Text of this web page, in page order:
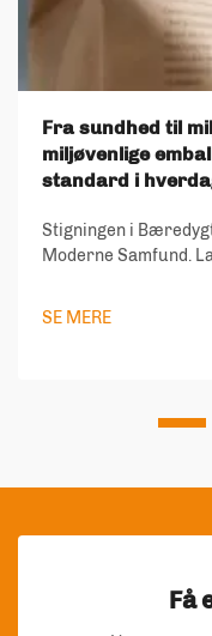
Fra sundhed til
miljøvenlige
standard i
Stigningen i
Moderne Samfund.
år, hvor miljøvenlige
SE MERE
Få